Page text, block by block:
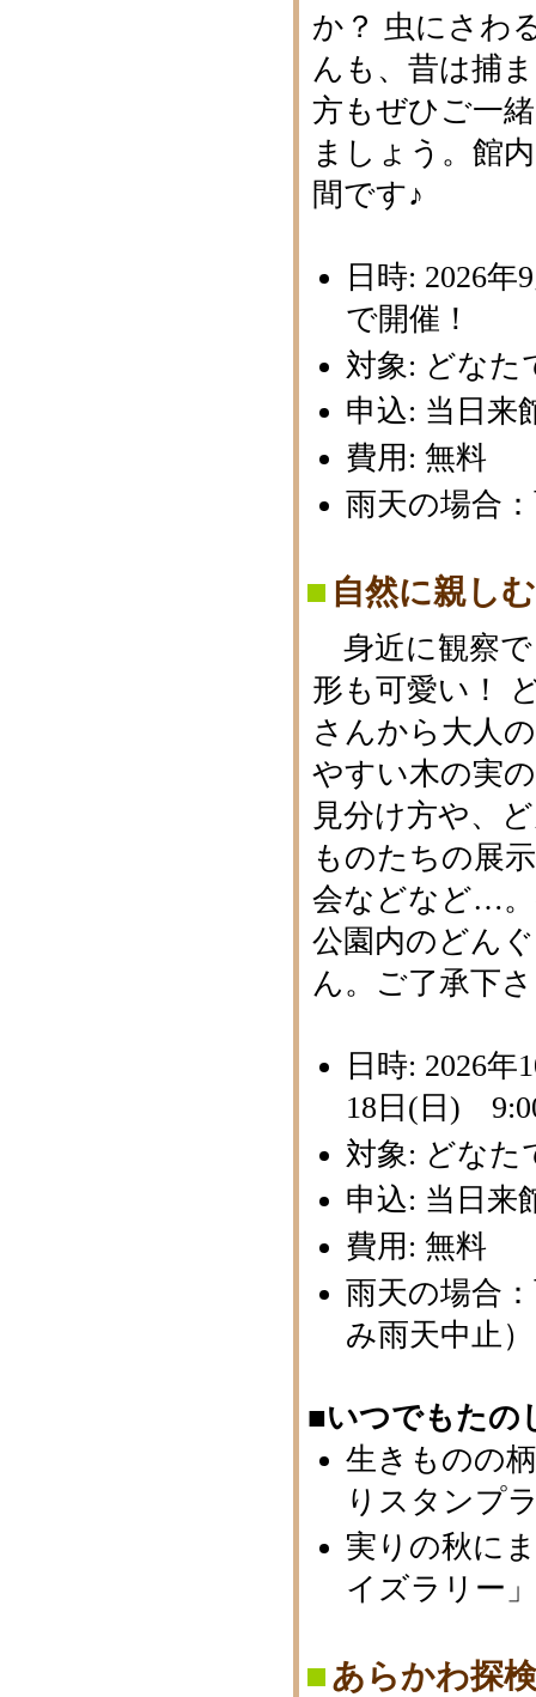
か？ 虫にさわ
んも、昔は捕
方もぜひご一
ましょう。館
間です♪
日時: 2026
で開催！
対象: どなた
申込: 当日来
費用: 無料
雨天の場合
自然に親し
身近に観察
形も可愛い！
さんから大人
やすい木の実
見分け方や、
ものたちの展
会などなど…
公園内のどん
ん。ご了承下
日時: 2026
18日(日)
対象: どなた
申込: 当日来
費用: 無料
雨天の場合
み雨天中止）
■いつでもたの
生きものの
りスタンプ
実りの秋に
イズラリー
あらかわ探